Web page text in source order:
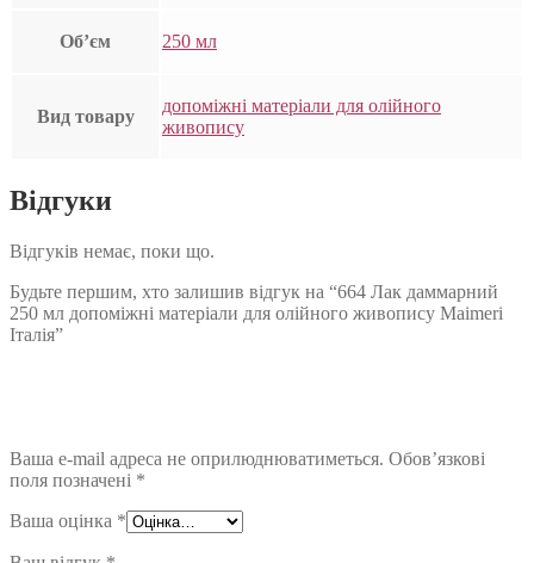
Об’єм 250 мл
Вид товару
допоміжні матеріали для олійного
живопису
Відгуки
Відгуків немає, поки що.
Будьте першим, хто залишив відгук на “664 Лак даммарний
250 мл допоміжні матеріали для олійного живопису Maimeri
Італія”
Ваша e-mail адреса не оприлюднюватиметься. Обов’язкові
поля позначені *
Ваша оцінка *